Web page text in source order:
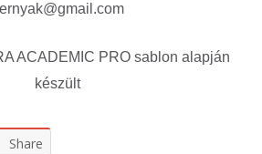
ACADEMIC PRO sablon alapján
készült
Share